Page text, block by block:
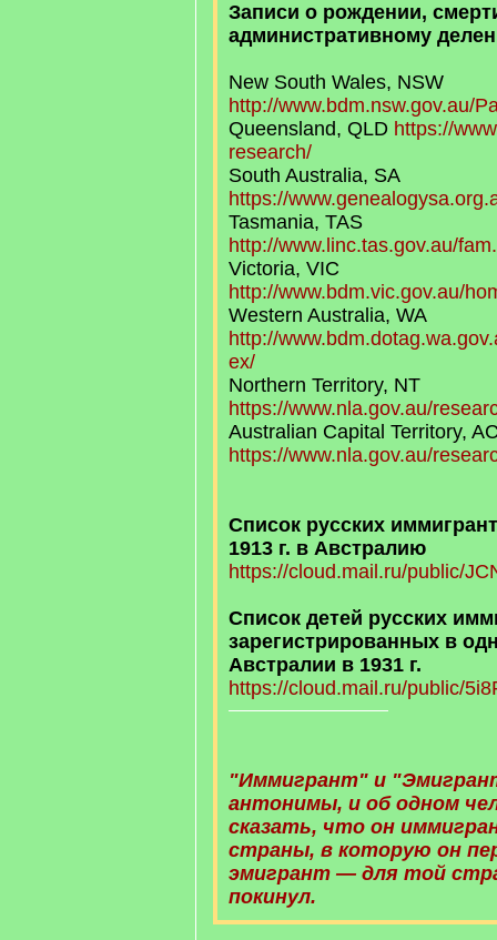
Записи о рождении,
административному
New South Wales, NSW
http://www.bdm.nsw.gov.au/
Queensland, QLD https://
research/
South Australia, SA
https://
Tasmania, TAS
http://www.linc.tas.gov.au/
Victoria, VIC
http://www.bdm.vic.gov.au/
Western Australia, WA
http://
ex/
Northern Territory, NT
https://www.nla.gov.au/
Australian Capital Territory,
https://www.nla.gov.au/
Список русских
1913 г. в Австралию
https://cloud.mail.ru/public/
Список детей русских
зарегистрированных в
Австралии в 1931 г.
https://cloud.mail.ru/public/
"Иммигрант" и
антонимы, и об одном
сказать, что он
страны, в которую он
эмигрант — для той
покинул.